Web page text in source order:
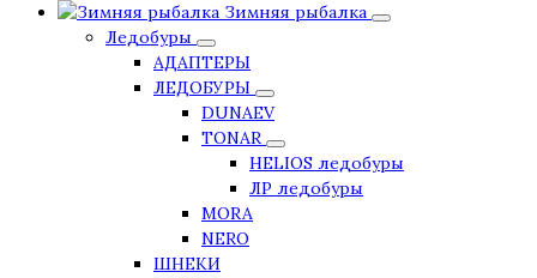
Зимняя рыбалка
Ледобуры
АДАПТЕРЫ
ЛЕДОБУРЫ
DUNAEV
TONAR
HELIOS ледобуры
ЛР ледобуры
MORA
NERO
ШНЕКИ